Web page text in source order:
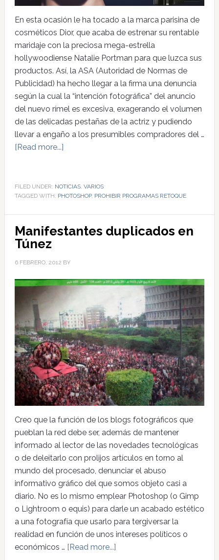
En esta ocasión le ha tocado a la marca parisina de
cosméticos Dior, que acaba de estrenar su rentable
maridaje con la preciosa mega-estrella
hollywoodiense Natalie Portman para que luzca sus
productos. Así, la ASA (Autoridad de Normas de
Publicidad) ha hecho llegar a la firma una denuncia
según la cual la “intención fotográfica” del anuncio
del nuevo rímel es excesiva, exagerando el volumen
de las delicadas pestañas de la actriz y pudiendo
llevar a engaño a los presumibles compradores del …
[Read more...]
FILED UNDER: NOTICIAS, VARIOS
TAGGED WITH: PHOTOSHOP, PROHIBIR PROGRAMAS RETOQUE
Manifestantes duplicados en
Túnez
6 FEBRERO, 2012 BY
Creo que la función de los blogs fotográficos que
pueblan la red debe ser, además de mantener
informado al lector de las novedades tecnológicas
o de deleitarlo con prolijos artículos en torno al
mundo del procesado, denunciar el abuso
informativo gráfico del que somos objeto casi a
diario. No es lo mismo emplear Photoshop (o Gimp
o Lightroom o equis) para darle un acabado estético
a una fotografía que usarlo para tergiversar la
realidad en función de unos intereses políticos o
económicos … [Read more...]